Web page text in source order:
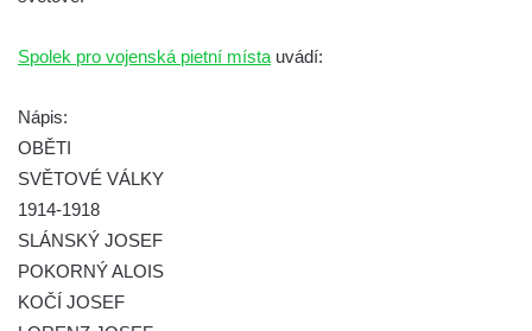
Pomník obětem 2. světové války na hřbitově
Kamarýta ve Velešíně
Pomník obětem 1. a 2. světové války na
náměstí J. V. Kamarýta ve Velešíně
Pomník obětem 1. a 2. světové války v
Římově
Spolek pro vojenská pietní místa uvádí:
Nápis:
OBĚTI
SVĚTOVÉ VÁLKY
1914-1918
SLÁNSKÝ JOSEF
POKORNÝ ALOIS
KOČÍ JOSEF